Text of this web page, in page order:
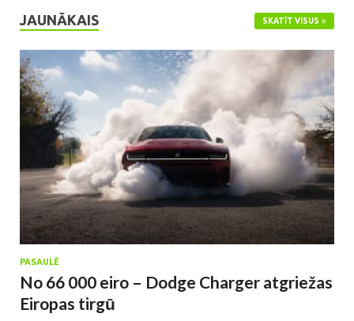
JAUNĀKAIS SKATĪT VISUS
PASAULĒ
No 66 000 eiro – Dodge Charger atgriežas
Eiropas tirgū